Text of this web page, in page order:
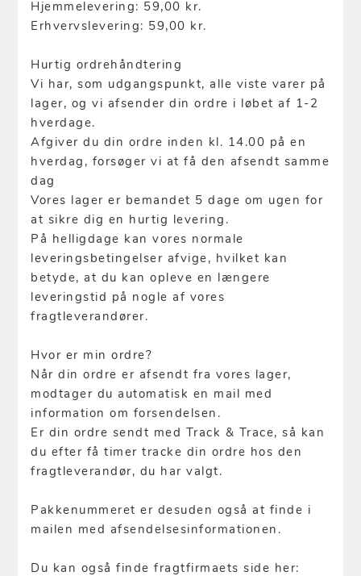
Hjemmelevering: 59,00 kr.
Erhvervslevering: 59,00 kr.
Hurtig ordrehåndtering
Vi har, som udgangspunkt, alle viste varer på
lager, og vi afsender din ordre i løbet af 1-2
hverdage.
Afgiver du din ordre inden kl. 14.00 på en
hverdag, forsøger vi at få den afsendt samme
dag
Vores lager er bemandet 5 dage om ugen for
at sikre dig en hurtig levering.
På helligdage kan vores normale
leveringsbetingelser afvige, hvilket kan
betyde, at du kan opleve en længere
leveringstid på nogle af vores
fragtleverandører.
Hvor er min ordre?
Når din ordre er afsendt fra vores lager,
modtager du automatisk en mail med
information om forsendelsen.
Er din ordre sendt med Track & Trace, så kan
du efter få timer tracke din ordre hos den
fragtleverandør, du har valgt.
Pakkenummeret er desuden også at finde i
mailen med afsendelsesinformationen.
Du kan også finde fragtfirmaets side her: